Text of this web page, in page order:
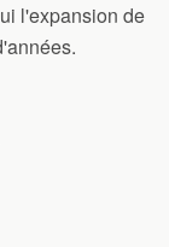
l'expansion de